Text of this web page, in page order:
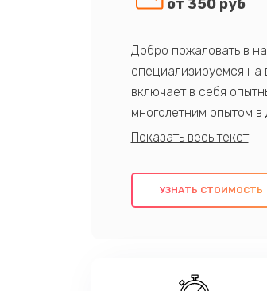
от 350 руб
Добро пожаловать в
специализируемся на
включает в себя
многолетним опытом
качественный ремонт
клиентам надежное и
потребности
УЗНАТЬ СТОИМОСТЬ